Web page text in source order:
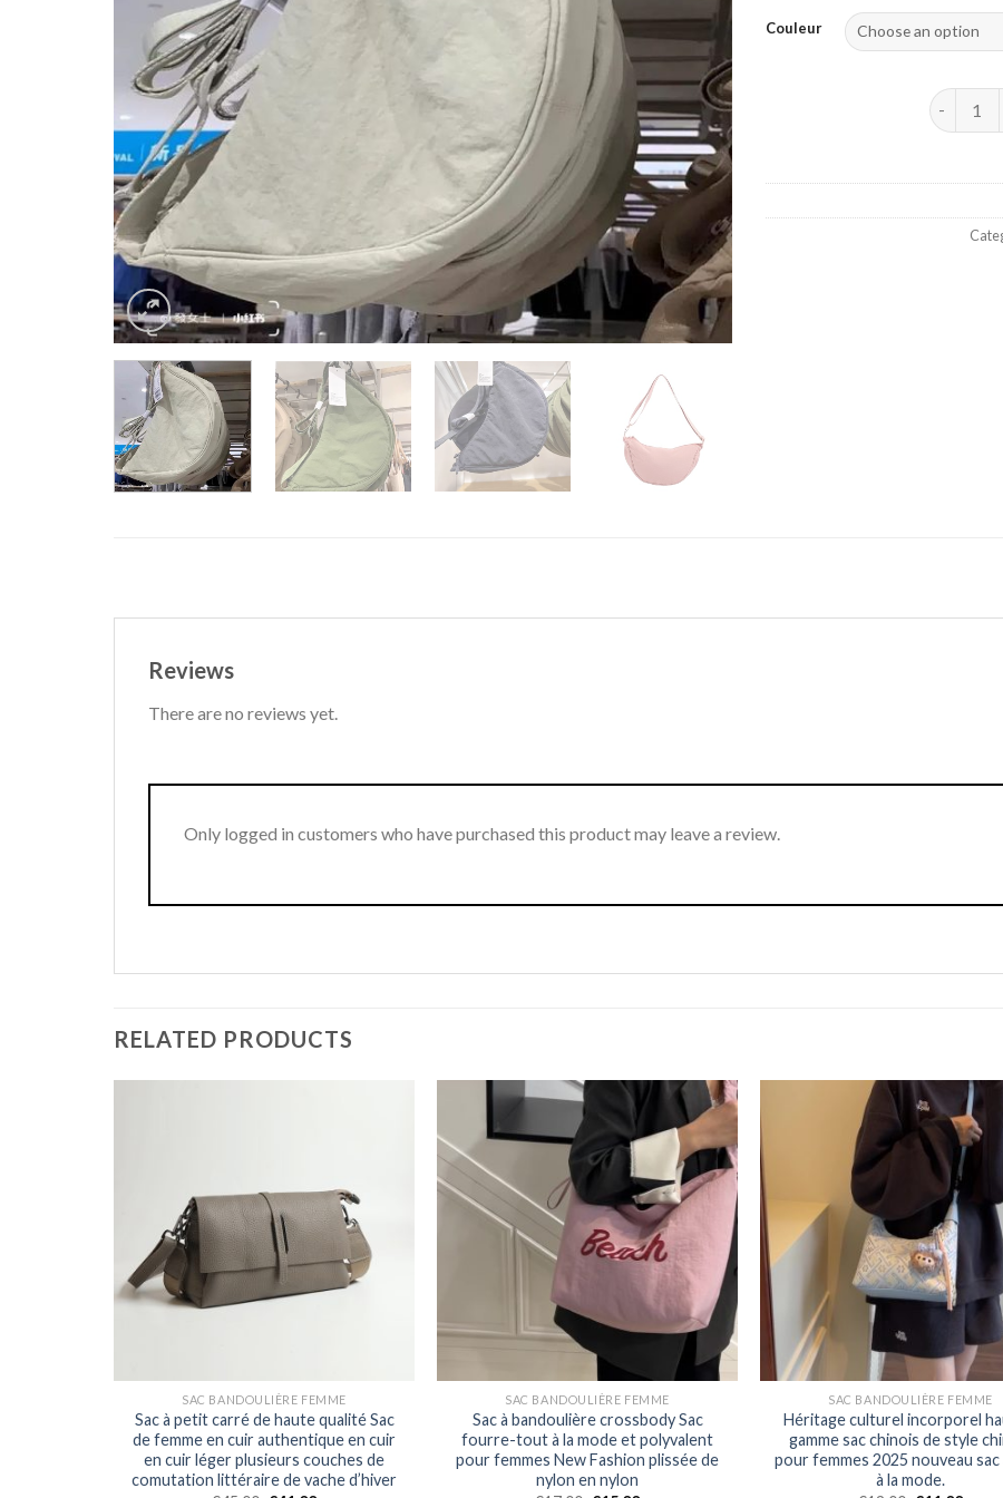
Couleur
Reviews
There are no reviews yet.
Only logged in customers who have purchased this product may leave a review.
RELATED PRODUCTS
SAC BANDOULIÈRE FEMME
Sac à petit carré de haute qualité Sac
de femme en cuir authentique en cuir
en cuir léger plusieurs couches de
comutation littéraire de vache d’hiver
SAC BANDOULIÈRE FEMME
Sac à bandoulière crossbody Sac
fourre-tout à la mode et polyvalent
pour femmes New Fashion plissée de
nylon en nylon
SAC BANDOULIÈRE FEMME
Héritage culturel incorporel
gamme sac chinois de style
pour femmes 2025 nouveau sac
à la mode.